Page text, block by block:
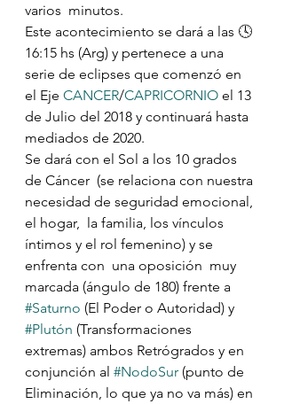
varios  minutos.
Este acontecimiento se dará a las 🕓
16:15 hs (Arg) y pertenece a una
serie de eclipses que comenzó en
el Eje CANCER/CAPRICORNIO el 13
de Julio del 2018 y continuará hasta
mediados de 2020.
Se dará con el Sol a los 10 grados
de Cáncer  (se relaciona con nuestra
necesidad de seguridad emocional,
el hogar,  la familia, los vínculos
íntimos y el rol femenino) y se
enfrenta con  una oposición  muy
marcada (ángulo de 180) frente a
#Saturno (El Poder o Autoridad) y
#Plutón (Transformaciones
extremas) ambos Retrógrados y en
conjunción al #NodoSur (punto de
Eliminación, lo que ya no va más) en